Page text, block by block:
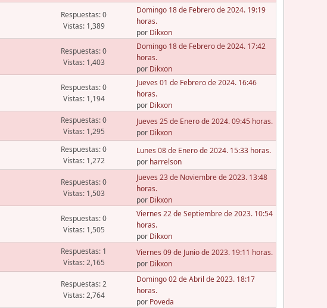
Respuestas: 0
Vistas: 1,389
Domingo 18 de Febrero de 2024. 19:19
horas.
por Dikxon
Respuestas: 0
Vistas: 1,403
Domingo 18 de Febrero de 2024. 17:42
horas.
por Dikxon
Respuestas: 0
Vistas: 1,194
Jueves 01 de Febrero de 2024. 16:46
horas.
por Dikxon
Respuestas: 0
Vistas: 1,295
Jueves 25 de Enero de 2024. 09:45 horas.
por Dikxon
Respuestas: 0
Vistas: 1,272
Lunes 08 de Enero de 2024. 15:33 horas.
por harrelson
Respuestas: 0
Vistas: 1,503
Jueves 23 de Noviembre de 2023. 13:48
horas.
por Dikxon
Respuestas: 0
Vistas: 1,505
Viernes 22 de Septiembre de 2023. 10:54
horas.
por Dikxon
Respuestas: 1
Vistas: 2,165
Viernes 09 de Junio de 2023. 19:11 horas.
por Dikxon
Respuestas: 2
Vistas: 2,764
Domingo 02 de Abril de 2023. 18:17
horas.
por Poveda